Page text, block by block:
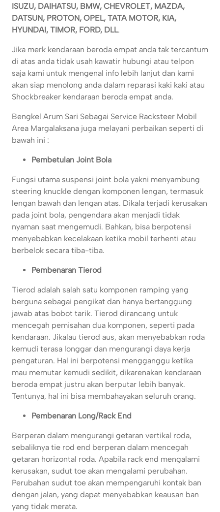
ISUZU, DAIHATSU, BMW, CHEVROLET, MAZDA,
DATSUN, PROTON, OPEL, TATA MOTOR, KIA,
HYUNDAI, TIMOR, FORD, DLL.
Jika merk kendaraan beroda empat anda tak tercantum
di atas anda tidak usah kawatir hubungi atau telpon
saja kami untuk mengenal info lebih lanjut dan kami
akan siap menolong anda dalam reparasi kaki kaki atau
Shockbreaker kendaraan beroda empat anda.
Bengkel Arum Sari Sebagai Service Racksteer Mobil
Area Margalaksana juga melayani perbaikan seperti di
bawah ini :
Pembetulan Joint Bola
Fungsi utama suspensi joint bola yakni menyambung
steering knuckle dengan komponen lengan, termasuk
lengan bawah dan lengan atas. Dikala terjadi kerusakan
pada joint bola, pengendara akan menjadi tidak
nyaman saat mengemudi. Bahkan, bisa berpotensi
menyebabkan kecelakaan ketika mobil terhenti atau
berbelok secara tiba-tiba.
Pembenaran Tierod
Tierod adalah salah satu komponen ramping yang
berguna sebagai pengikat dan hanya bertanggung
jawab atas bobot tarik. Tierod dirancang untuk
mencegah pemisahan dua komponen, seperti pada
kendaraan. Jikalau tierod aus, akan menyebabkan roda
kemudi terasa longgar dan mengurangi daya kerja
pengaturan. Hal ini berpotensi mengganggu ketika
mau memutar kemudi sedikit, dikarenakan kendaraan
beroda empat justru akan berputar lebih banyak.
Tentunya, hal ini bisa membahayakan seluruh orang.
Pembenaran Long/Rack End
Berperan dalam mengurangi getaran vertikal roda,
sebaliknya tie rod end berperan dalam mencegah
getaran horizontal roda. Apabila rack end mengalami
kerusakan, sudut toe akan mengalami perubahan.
Perubahan sudut toe akan mempengaruhi kontak ban
dengan jalan, yang dapat menyebabkan keausan ban
yang tidak merata.